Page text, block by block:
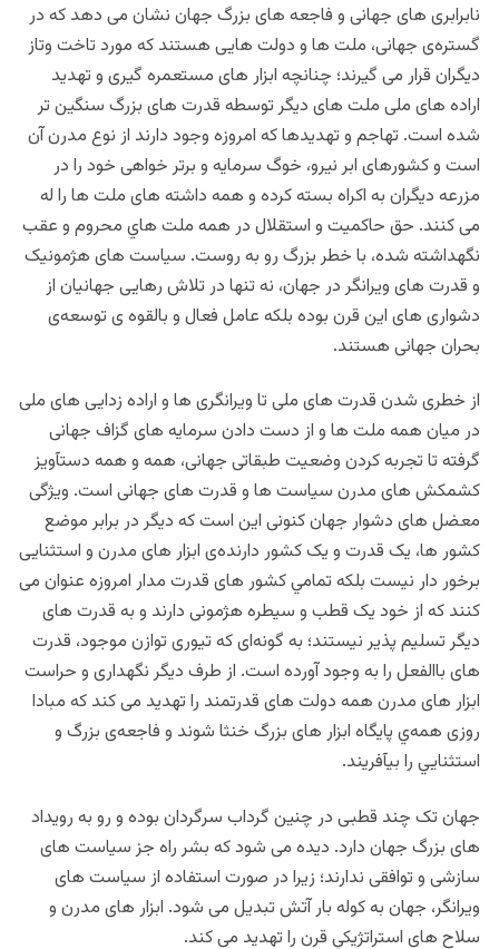
نابرابری های جهانی و فاجعه های بزرگ جهان نشان می دهد که در
گستره‌ی جهانی، ملت ها و دولت هایی هستند که مورد تاخت وتاز
دیگران قرار می گیرند؛ چنانچه ابزار های مستعمره گیری و تهدید
اراده های ملی ملت های دیگر توسطه قدرت های بزرگ سنگین تر
شده است. تهاجم و تهدیدها که امروزه وجود دارند از نوع مدرن آن
است و کشورهای ابر نیرو، خوگ سرمایه و برتر خواهی خود را در
مزرعه دیگران به اکراه بسته كرده و همه داشته های ملت ها را له
می کنند. حق حاکمیت و استقلال در همه ملت هاي محروم و عقب
نگهداشته شده، با خطر بزرگ رو به روست. سیاست های هژمونیک
و قدرت های ویرانگر در جهان، نه تنها در تلاش رهایی جهانیان از
دشواری های این قرن بوده بلكه عامل فعال و بالقوه ی توسعه‌ی
بحران جهانی هستند.
از خطری شدن قدرت های ملی تا ویرانگری ها و اراده زدایی های ملی
در میان همه ملت ها و از دست دادن سرمایه های گزاف جهانی
گرفته تا تجربه کردن وضعيت طبقاتی جهانی، همه و همه دستآویز
کشمکش های مدرن سیاست ها و قدرت های جهانی است. ویژگی
معضل های دشوار جهان کنونی این است كه ديگر در برابر موضع
کشور ها، یک قدرت و یک کشور دارنده‌ی ابزار های مدرن و استثنایی
برخور دار نیست بلکه تمامي کشور های قدرت مدار امروزه عنوان می
کنند که از خود یک قطب و سیطره هژمونی دارند و به قدرت های
دیگر تسلیم پذیر نیستند؛ به گونه‌ای که تیوری توازن موجود، قدرت
های باالفعل را به وجود آورده است. از طرف دیگر نگهداری و حراست
ابزار های مدرن همه دولت های قدرتمند را تهدید می کند که مبادا
روزی همه‌ي پايگاه ابزار های بزرگ خنثا شوند و فاجعه‌ی بزرگ و
استثنايي را بیآفریند.
جهان تک چند قطبی در چنین گرداب سرگردان بوده و رو به رویداد
های بزرگ جهان دارد. دیده می شود که بشر راه جز سیاست های
سازشی و توافقی ندارند؛ زیرا در صورت استفاده از سیاست های
ویرانگر، جهان به کوله بار آتش تبدیل می شود. ابزار های مدرن و
سلاح های استراتژیکي قرن را تهدید می کند.